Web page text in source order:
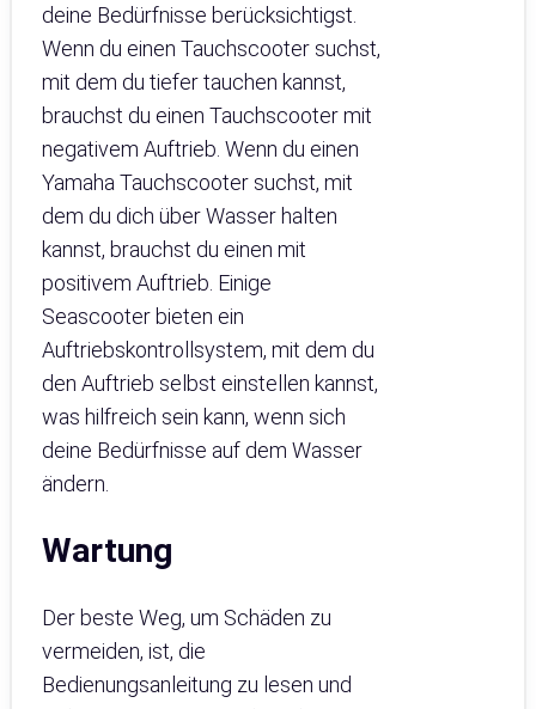
deine Bedürfnisse berücksichtigst.
Wenn du einen Tauchscooter suchst,
mit dem du tiefer tauchen kannst,
brauchst du einen Tauchscooter mit
negativem Auftrieb. Wenn du einen
Yamaha Tauchscooter suchst, mit
dem du dich über Wasser halten
kannst, brauchst du einen mit
positivem Auftrieb. Einige
Seascooter bieten ein
Auftriebskontrollsystem, mit dem du
den Auftrieb selbst einstellen kannst,
was hilfreich sein kann, wenn sich
deine Bedürfnisse auf dem Wasser
ändern.
Wartung
Der beste Weg, um Schäden zu
vermeiden, ist, die
Bedienungsanleitung zu lesen und